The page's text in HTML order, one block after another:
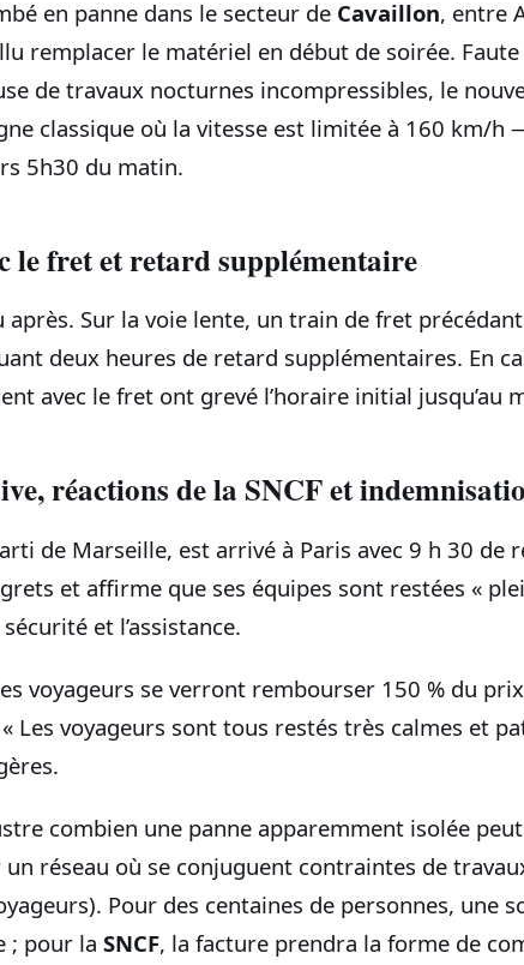
en panne dans le secteur de Cavaillon, entre
remplacer le matériel en début de soirée.
de travaux nocturnes incompressibles, le
classique où la vitesse est limitée à 160 km/h
5h30 du matin.
le fret et retard supplémentaire
après. Sur la voie lente, un train de fret
deux heures de retard supplémentaires. En
avec le fret ont grevé l’horaire initial jusqu’au
réactions de la SNCF et
de Marseille, est arrivé à Paris avec 9 h 30 de
et affirme que ses équipes sont restées «
et l’assistance.
voyageurs se verront rembourser 150 % du
« Les voyageurs sont tous restés très calmes et
combien une panne apparemment isolée
réseau où se conjuguent contraintes de
Pour des centaines de personnes, une
; pour la SNCF, la facture prendra la forme de